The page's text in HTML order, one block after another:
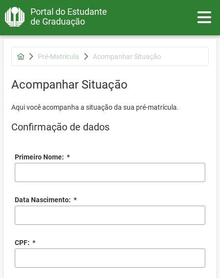
Portal do Estudante
de Graduação
Pré-Matrícula Acompanhar Situação
Acompanhar Situação
Aqui você acompanha a situação da sua pré-matrícula.
Confirmação de dados
Primeiro Nome: *
Data Nascimento: *
CPF: *